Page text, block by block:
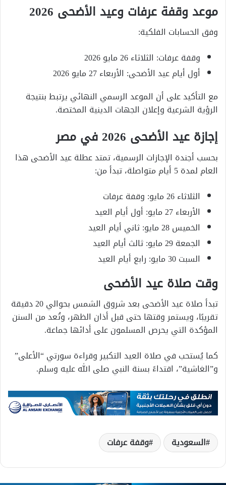
موعد وقفة عرفات وعيد الأضحى 2026
وفق الحسابات الفلكية:
وقفة عرفات: الثلاثاء 26 مايو 2026
أول أيام عيد الأضحى: الأربعاء 27 مايو 2026
مع التأكيد على أن الموعد الرسمي النهائي يرتبط بنتيجة
الرؤية الشرعية وإعلان الجهات الدينية المختصة.
إجازة عيد الأضحى 2026 في مصر
بحسب أجندة الإجازات الرسمية، تمتد عطلة عيد الأضحى هذا
العام لمدة 5 أيام متواصلة، تبدأ من:
الثلاثاء 26 مايو: وقفة عرفات
الأربعاء 27 مايو: أول أيام العيد
الخميس 28 مايو: ثاني أيام العيد
الجمعة 29 مايو: ثالث أيام العيد
السبت 30 مايو: رابع أيام العيد
وقت صلاة عيد الأضحى
تبدأ صلاة عيد الأضحى بعد شروق الشمس بحوالي 20 دقيقة
تقريبًا، ويستمر وقتها حتى قبل أذان الظهر، وتُعد من السنن
المؤكدة التي يحرص المسلمون على أدائها جماعة.
كما يُستحب في صلاة العيد التكبير وقراءة سورتي “الأعلى”
و”الغاشية”، اقتداءً بسنة النبي صلى الله عليه وسلم.
السعودية وقفة عرفات